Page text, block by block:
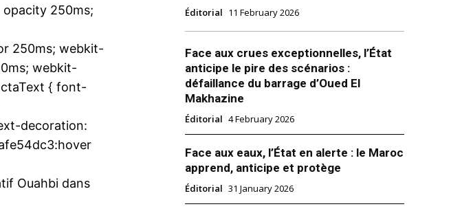
d’abonnement
250ms;
250ms; webkit-
webkit-
{ font-
decoration:
Ouahbi dans
Éditorial 11 February 2026
Face aux crues exceptionnelles, l’État
anticipe le pire des scénarios :
défaillance du barrage d’Oued El
Makhazine
Éditorial 4 February 2026
Face aux eaux, l’État en alerte : le Maroc
apprend, anticipe et protège
Éditorial 31 January 2026